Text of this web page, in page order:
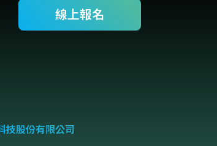
線上報名
技股份有限公司